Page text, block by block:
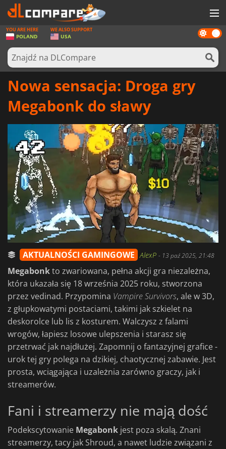
GRY
KARTY DO GIER
OPROGRAMOWANIE
SPRZĘT KOMPUTEROWY
AKTUALNOŚCI
ZALOGUJ SIĘ LUB ZAREJESTRUJ
Dark
mode
YOU ARE HERE
POLAND
WE ALSO SUPPORT
USA
Nowa sensacja: Droga gry
Megabonk do sławy
AKTUALNOŚCI GAMINGOWE AlexP - 13 paź 2025, 21:48
Megabonkto zwariowana, pełna akcji gra niezależna,
która ukazała się 18 września 2025 roku, stworzona
przez vedinad. Przypomina Vampire Survivors, ale w 3D,
z głupkowatymi postaciami, takimi jak szkielet na
deskorolce lub lis z kosturem. Walczysz z falami
wrogów, łapiesz losowe ulepszenia i starasz się
przetrwać jak najdłużej. Zapomnij o fantazyjnej grafice -
urok tej gry polega na dzikiej, chaotycznej zabawie. Jest
prosta, wciągająca i uzależnia zarówno graczy, jak i
streamerów.
Fani i streamerzy nie mają dość
Podekscytowanie Megabonk jest poza skalą. Znani
streamerzy, tacy jak Shroud, a nawet ludzie związani z